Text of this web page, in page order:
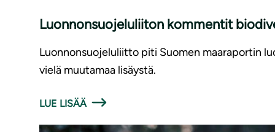
Luonnonsuojeluliiton kommentit
Luonnonsuojeluliitto piti Suomen maaraportin
vielä muutamaa lisäystä.
LUE LISÄÄ